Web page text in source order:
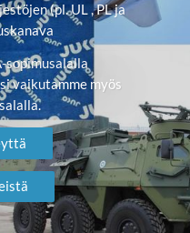
(pl. UL , PL ja
sopimusalalla
vaikutamme myös